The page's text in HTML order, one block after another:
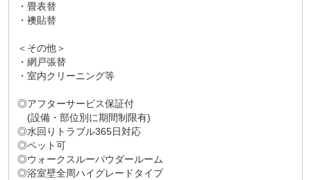
・畳表替
・襖貼替
＜その他＞
・網戸張替
・室内クリーニング等
◎アフターサービス保証付
(設備・部位別に期間制限有)
◎水回りトラブル365日対応
◎ペット可
◎ウォークスルーパウダールーム
◎浴室壁全周ハイグレードタイプ